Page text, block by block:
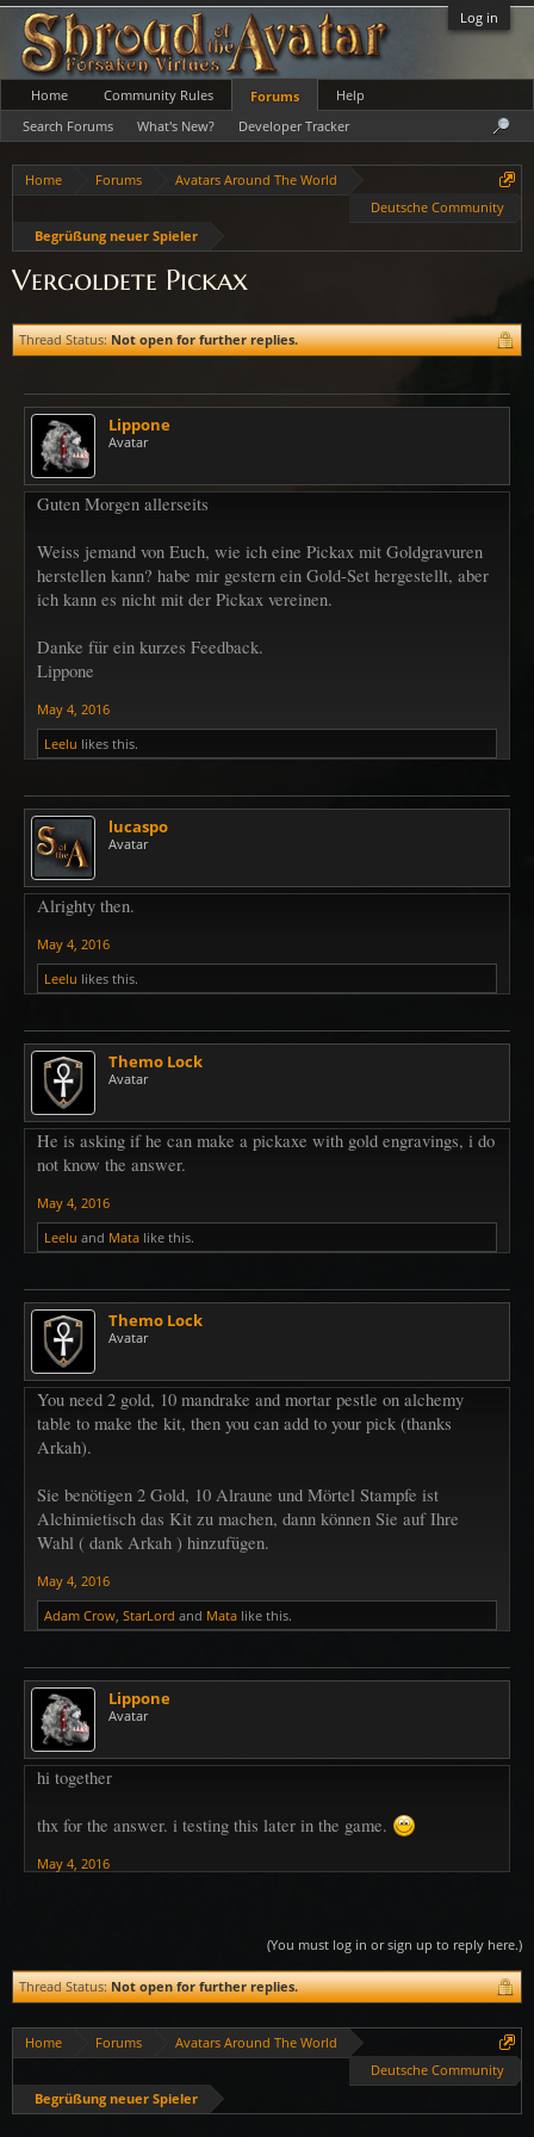
Log in
Home Forums
Avatars Around The World
Deutsche Community
Begrüßung neuer Spieler
Vergoldete Pickax
Thread Status: Not open for further replies.
Lippone
Avatar
Guten Morgen allerseits
Weiss jemand von Euch, wie ich eine Pickax mit Goldgravuren
herstellen kann? habe mir gestern ein Gold-Set hergestellt, aber
ich kann es nicht mit der Pickax vereinen.
Danke für ein kurzes Feedback.
Lippone
May 4, 2016
Leelu likes this.
lucaspo
Avatar
Alrighty then.
May 4, 2016
Leelu likes this.
Themo Lock
Avatar
He is asking if he can make a pickaxe with gold engravings, i do
not know the answer.
May 4, 2016
Leelu and Mata like this.
Themo Lock
Avatar
You need 2 gold, 10 mandrake and mortar pestle on alchemy
table to make the kit, then you can add to your pick (thanks
Arkah).
Sie benötigen 2 Gold, 10 Alraune und Mörtel Stampfe ist
Alchimietisch das Kit zu machen, dann können Sie auf Ihre
Wahl ( dank Arkah ) hinzufügen.
May 4, 2016
Adam Crow, StarLord and Mata like this.
Lippone
Avatar
hi together
thx for the answer. i testing this later in the game.
May 4, 2016
(You must log in or sign up to reply here.)
Thread Status: Not open for further replies.
Home Forums
Avatars Around The World
Deutsche Community
Begrüßung neuer Spieler
Home Community Rules
Forums
Search Forums
What's New? Developer Tracker
Help